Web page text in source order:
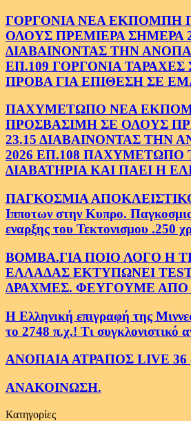
ΓΟΡΓΟΝΙΑ ΝΕΑ ΕΚΠΟΜΠΗ
ΟΛΟΥΣ ΠΡΕΜΙΕΡΑ ΣΗΜΕΡΑ
ΔΙΑΒΑΙΝΟΝΤΑΣ ΤΗΝ
ΕΠ.109 ΓΟΡΓΟΝΙΑ
ΠΡΟΒΑ ΓΙΑ ΕΠΙΘΕΣΗ ΣΕ
ΠΑΧΥΜΕΤΩΠΟ ΝΕΑ
ΠΡΟΣΒΑΣΙΜΗ ΣΕ ΟΛΟΥΣ
23.15 ΔΙΑΒΑΙΝΟΝΤΑΣ ΤΗΝ
2026 ΕΠ.108 ΠΑΧΥΜΕΤΩΠΟ
ΔΙΑΒΑΤΗΡΙΑ ΚΑΙ ΠΑΕΙ Η
ΠΑΓΚΟΣΜΙΑ
Ιπποτων στην Κυπρο.
εναρξης του Τεκτονισμου .250
ΒΟΜΒΑ.ΓΙΑ ΠΟΙΟ ΛΟΓΟ Η
ΕΛΛΑΔΑΣ ΕΚΤΥΠΩΝΕΙ
ΔΡΑΧΜΕΣ. ΦΕΥΓΟΥΜΕ ΑΠΟ
Η Ελληνική επιγραφή της
το 2748 π.χ.! Τι συγκλονιστικό
ΑΝΟΠΑΙΑ ΑΤΡΑΠΟΣ LIVE 36
ΑΝΑΚΟΙΝΩΣΗ.
Κατηγορίες